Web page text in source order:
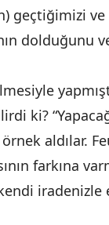
geçtiğimizi
dolduğunu
ki?
aldılar.
farkına
iradenizle